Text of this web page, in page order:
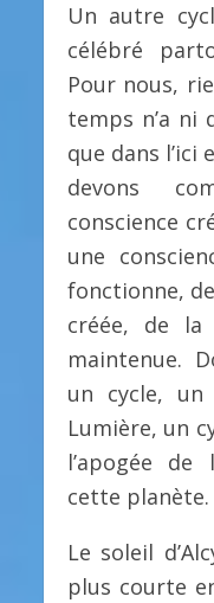
Un autre
célébré
Pour nous,
temps n’a ni
que dans l’ici
devons
conscience
une
fonctionne,
créée, de
maintenue.
un cycle, un
Lumière, un
l’apogée
cette planète.
Le soleil
plus courte